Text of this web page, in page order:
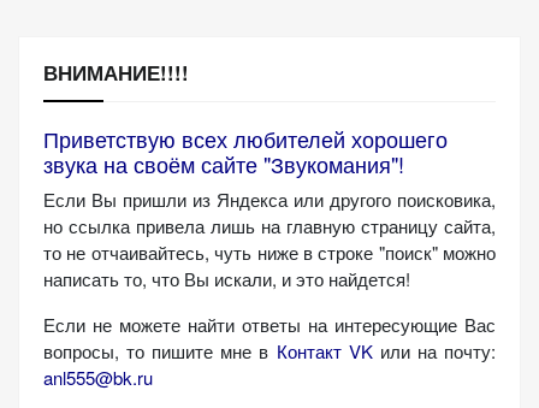
ВНИМАНИЕ!!!!
Приветствую всех любителей хорошего
звука на своём сайте "Звукомания"!
Если Вы пришли из Яндекса или другого поисковика,
но ссылка привела лишь на главную страницу сайта,
то не отчаивайтесь, чуть ниже в строке "поиск" можно
написать то, что Вы искали, и это найдется!
Если не можете найти ответы на интересующие Вас
вопросы, то пишите мне в Контакт VKили на почту:
anl555@bk.ru
ваших интересов.
поведении при
посещении нашего
сайта, вы повышаете
вероятность
просмотра
персонализированного
контента и